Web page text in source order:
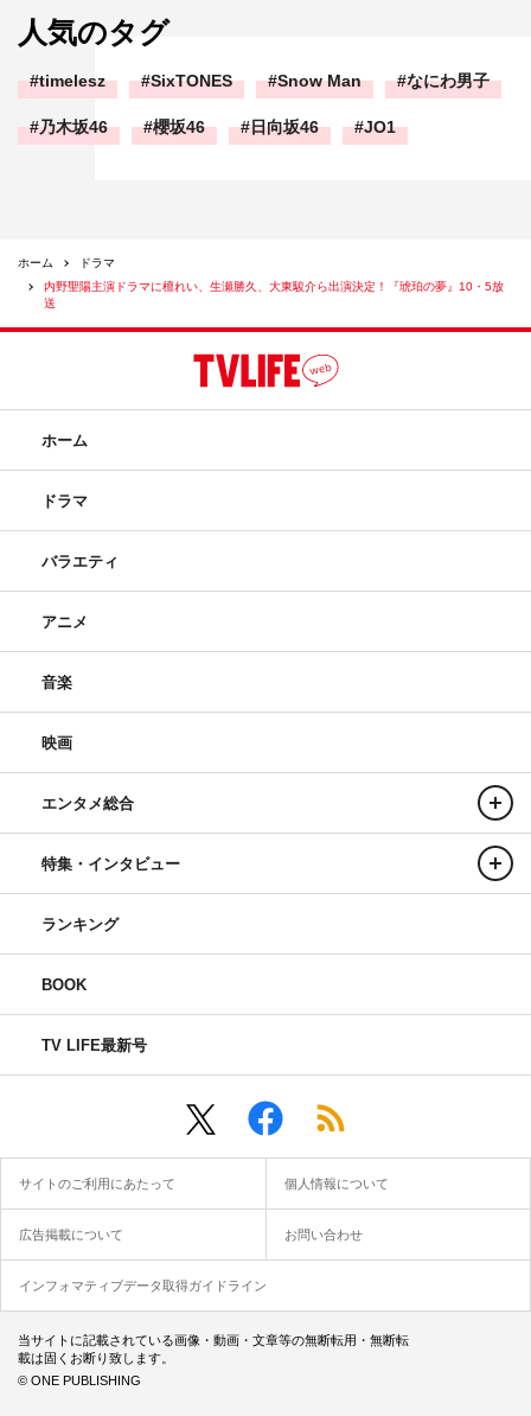
人気のタグ
timelesz SixTONES Snow Man なにわ男子
乃木坂46 櫻坂46 日向坂46 JO1
ホーム
ドラマ
内野聖陽主演ドラマに檀れい、生瀬勝久、大東駿介ら出演決定！『琥珀の夢』10・5放
送
ホーム
ドラマ
バラエティ
アニメ
音楽
映画
エンタメ総合
特集・インタビュー
ランキング
BOOK
TV LIFE最新号
サイトのご利用にあたって 個人情報について
広告掲載について お問い合わせ
インフォマティブデータ取得ガイドライン
当サイトに記載されている画像・動画・文章等の無断転用・無断転
載は固くお断り致します。
© ONE PUBLISHING